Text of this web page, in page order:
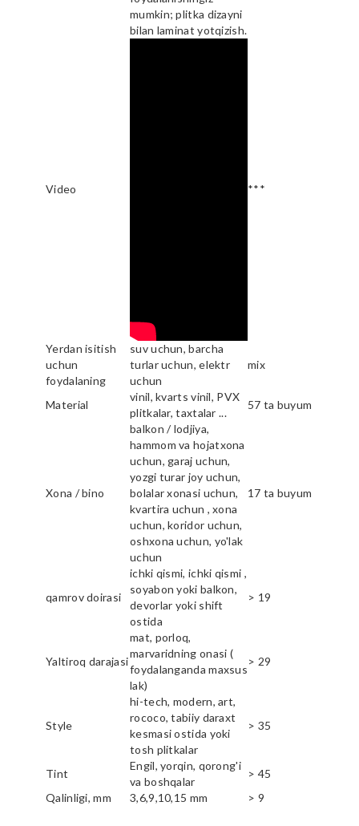
mumkin; plitka dizayni
bilan laminat yotqizish.
Video ***
Yerdan isitish
uchun
foydalaning
suv uchun, barcha
turlar uchun, elektr
uchun
mix
Material
vinil, kvarts vinil, PVX
plitkalar, taxtalar ...
57 ta buyum
Xona / bino
balkon / lodjiya,
hammom va hojatxona
uchun, garaj uchun,
yozgi turar joy uchun,
bolalar xonasi uchun,
kvartira uchun , xona
uchun, koridor uchun,
oshxona uchun, yo'lak
uchun
17 ta buyum
qamrov doirasi
ichki qismi, ichki qismi ,
soyabon yoki balkon,
devorlar yoki shift
ostida
> 19
Yaltiroq darajasi
mat, porloq,
marvaridning onasi (
foydalanganda maxsus
lak)
> 29
Style
hi-tech, modern, art,
rococo, tabiiy daraxt
kesmasi ostida yoki
tosh plitkalar
> 35
Tint
Engil, yorqin, qorong'i
va boshqalar
> 45
Qalinligi, mm
3,6,9,10,15 mm > 9